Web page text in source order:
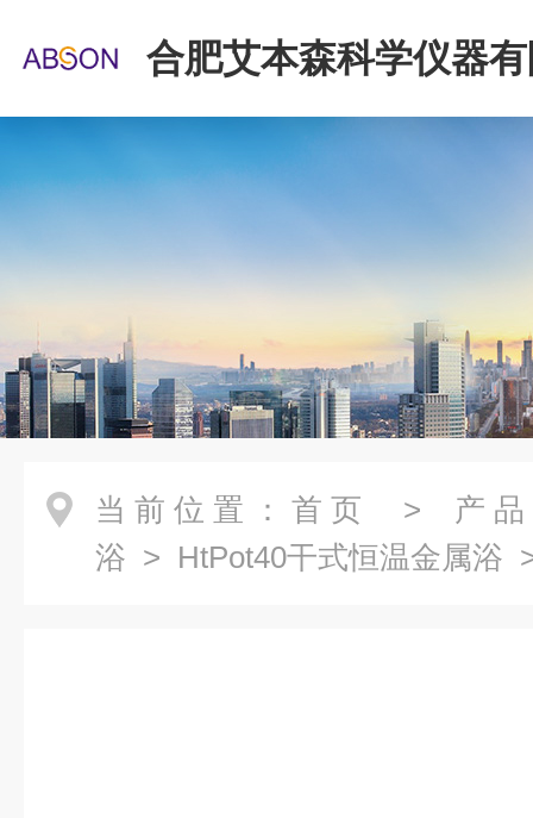
合肥艾本森科学仪器
当前位置： 首页 > 产
浴 > HtPot40干式恒温金属浴